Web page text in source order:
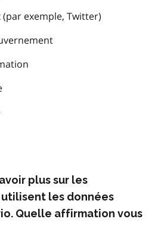
(par exemple, Twitter)
plus sur les
les données
Quelle affirmation vous